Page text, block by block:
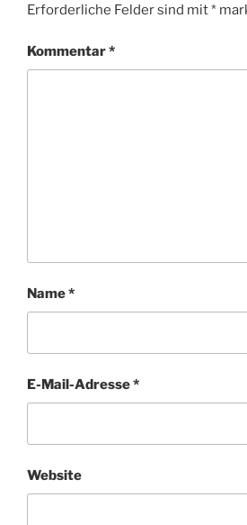
Erforderliche Felder sind mit*
Kommentar*
Name*
E-Mail-Adresse*
Website